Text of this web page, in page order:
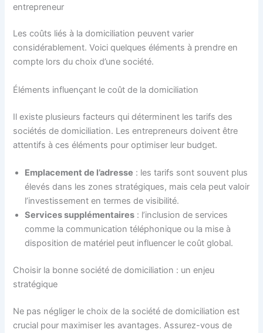
entrepreneur
Les coûts liés à la domiciliation peuvent varier
considérablement. Voici quelques éléments à prendre en
compte lors du choix d’une société.
Éléments influençant le coût de la domiciliation
Il existe plusieurs facteurs qui déterminent les tarifs des
sociétés de domiciliation. Les entrepreneurs doivent être
attentifs à ces éléments pour optimiser leur budget.
Emplacement de l’adresse : les tarifs sont souvent plus
élevés dans les zones stratégiques, mais cela peut valoir
l’investissement en termes de visibilité.
Services supplémentaires : l’inclusion de services
comme la communication téléphonique ou la mise à
disposition de matériel peut influencer le coût global.
Choisir la bonne société de domiciliation : un enjeu
stratégique
Ne pas négliger le choix de la société de domiciliation est
crucial pour maximiser les avantages. Assurez-vous de